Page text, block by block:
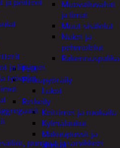
Muovailuvahat
ja limat
Muut sisälelut
Nuket ja
pehmolelut
Pelit
Polkupyöräily
Lukot
Retkeily
Keittimet ja ruokailu
Kylmälaukut
Makuupussit ja
alustat
ja liittimet
työvalot
pumput ja tarvikkeet